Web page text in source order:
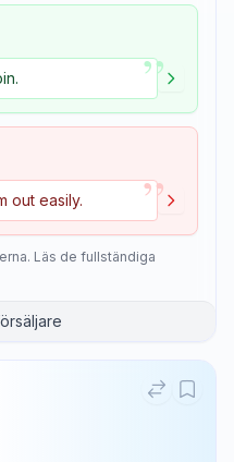
”
out easily. ”
Läs de fullständiga